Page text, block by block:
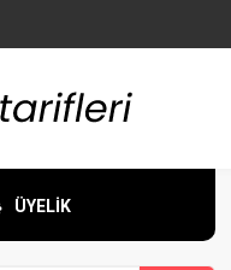
ÜYELİK